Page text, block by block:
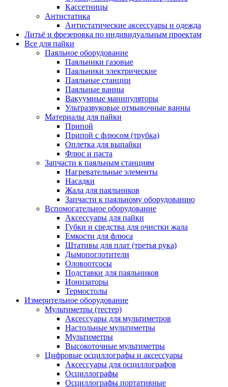
Кассетницы
Антистатика
Антистатические аксессуары и одежда
Литьё и фрезеровка по индивидуальным проектам
Все для пайки
Паяльное оборудование
Паяльники газовые
Паяльники электрические
Паяльные станции
Паяльные ванны
Вакуумные манипуляторы
Ультразвуковые отмывочные ванны
Материалы для пайки
Припой
Припой с флюсом (трубка)
Оплетка для выпайки
Флюс и паста
Запчасти к паяльным станциям
Нагревательные элементы
Насадки
Жала для паяльников
Запчасти к паяльному оборудованию
Вспомогательное оборудование
Аксессуары для пайки
Губки и средства для очистки жала
Емкости для флюса
Штативы для плат (третья рука)
Дымопоглотители
Оловоотсосы
Подставки для паяльников
Ионизаторы
Термостолы
Измерительное оборудование
Мультиметры (тестер)
Аксессуары для мультиметров
Настольные мультиметры
Мультиметры
Высокоточные мультиметры
Цифровые осциллографы и аксессуары
Аксессуары для осциллографов
Осциллографы
Осциллографы портативные